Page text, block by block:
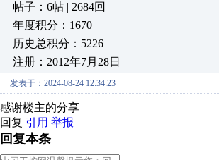
帖子：6帖 | 2684回
年度积分：1670
历史总积分：5226
注册：2012年7月28日
发表于：2024-08-24 12:34:23
感谢楼主的分享
回复 引用 举报
回复本条